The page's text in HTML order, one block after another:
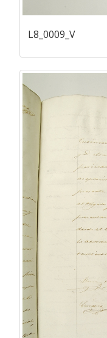
L8_0009_V